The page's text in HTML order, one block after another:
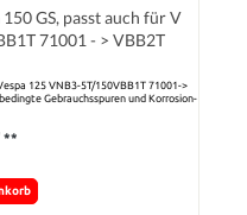
GS, passt auch für V
71001 - > VBB2T
125 VNB3-5T/150VBB1T 71001->
Gebrauchsspuren und Korrosion-
**